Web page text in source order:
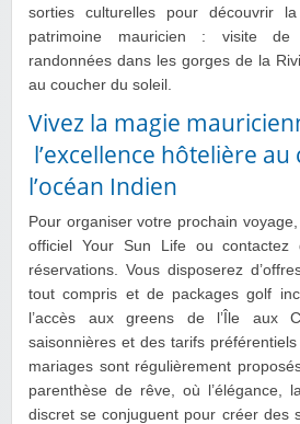
sorties culturelles pour découvrir
patrimoine mauricien : visite de
randonnées dans les gorges de la
au coucher du soleil.
Vivez la magie
l’excellence hôtelière
l’océan Indien
Pour organiser votre prochain
officiel Your Sun Life ou contactez
réservations. Vous disposerez
tout compris et de packages golf
l’accès aux greens de l’Île aux
saisonnières et des tarifs
mariages sont régulièrement
parenthèse de rêve, où l’élégance,
discret se conjuguent pour créer des